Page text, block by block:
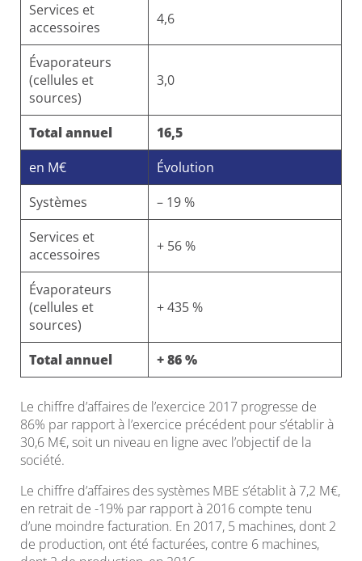
Services et
accessoires
4,6
Évaporateurs
(cellules et
sources)
3,0
Total annuel
16,5
en M€
Évolution
Systèmes
– 19 %
Services et
accessoires
+ 56 %
Évaporateurs
(cellules et
sources)
+ 435 %
Total annuel + 86 %
Le chiffre d’affaires de l’exercice 2017 progresse de
86% par rapport à l’exercice précédent pour s’établir à
30,6 M€, soit un niveau en ligne avec l’objectif de la
société.
Le chiffre d’affaires des systèmes MBE s’établit à 7,2 M€,
en retrait de -19% par rapport à 2016 compte tenu
d’une moindre facturation. En 2017, 5 machines, dont 2
de production, ont été facturées, contre 6 machines,